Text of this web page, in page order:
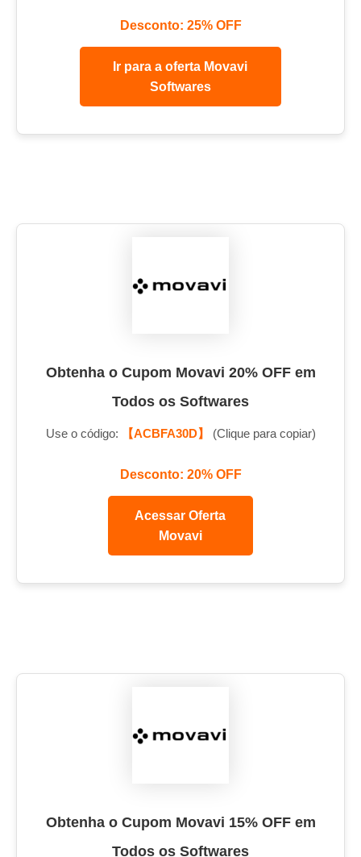
Desconto: 25% OFF
Ir para a oferta Movavi
Softwares
Obtenha o Cupom Movavi 20% OFF em
Todos os Softwares
Use o código: 【ACBFA30D】 (Clique para copiar)
Desconto: 20% OFF
Acessar Oferta
Movavi
Obtenha o Cupom Movavi 15% OFF em
Todos os Softwares